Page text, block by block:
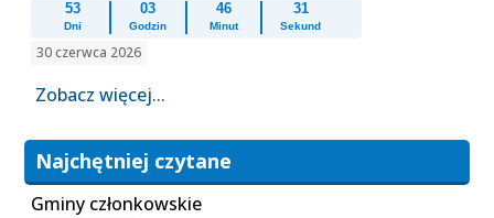
53
Dni
03
Godzin
46
Minut
31
Sekund
30 czerwca 2026
Zobacz więcej...
Najchętniej czytane
Gminy członkowskie